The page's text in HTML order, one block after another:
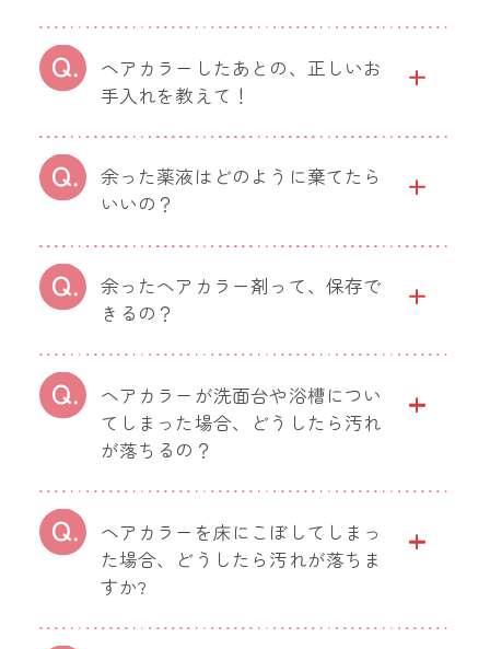
ヘアカラーしたあとの、正しいお
手入れを教えて！
余った薬液はどのように棄てたら
いいの？
余ったヘアカラー剤って、保存で
きるの？
ヘアカラーが洗面台や浴槽につい
てしまった場合、どうしたら汚れ
が落ちるの？
ヘアカラーを床にこぼしてしまっ
た場合、どうしたら汚れが落ちま
すか?